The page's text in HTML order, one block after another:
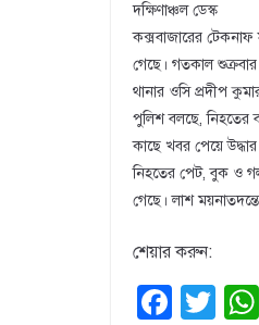
দক্ষিণাঞ্চল ডেস্ক
কক্সবাজারের
গেছে। গতকাল
থানার ওসি প্রদীপ
পুলিশ বলছে, নিহতের
কাছে খবর পেয়ে
নিহতের পেট, বুক ও
গেছে। লাশ
শেয়ার করুন:
F
T